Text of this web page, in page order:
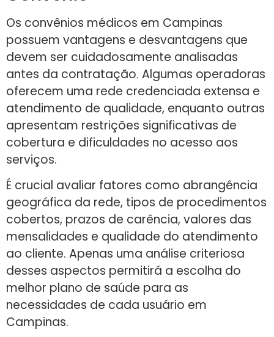
Os convênios médicos em Campinas
possuem vantagens e desvantagens que
devem ser cuidadosamente analisadas
antes da contratação. Algumas operadoras
oferecem uma rede credenciada extensa e
atendimento de qualidade, enquanto outras
apresentam restrições significativas de
cobertura e dificuldades no acesso aos
serviços.
É crucial avaliar fatores como abrangência
geográfica da rede, tipos de procedimentos
cobertos, prazos de carência, valores das
mensalidades e qualidade do atendimento
ao cliente. Apenas uma análise criteriosa
desses aspectos permitirá a escolha do
melhor plano de saúde para as
necessidades de cada usuário em
Campinas.